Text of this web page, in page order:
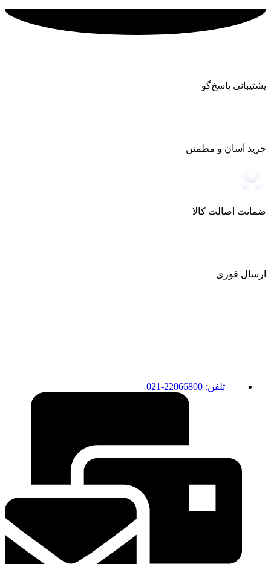
پشتیبانی پاسخ‌گو
خرید آسان و مطمئن
ضمانت اصالت کالا
ارسال فوری
تلفن: 22066800-021